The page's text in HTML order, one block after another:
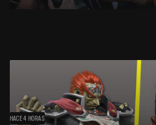
HACE 4 HORAS